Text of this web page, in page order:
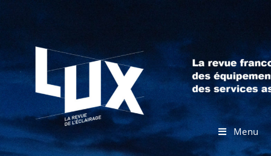
Menu